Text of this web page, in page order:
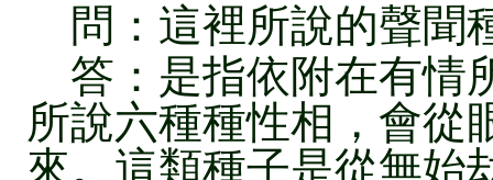
問：這裡所說的聲聞
答：是指依附在有情
所說六種種性相，會從
來。這類種子是從無始